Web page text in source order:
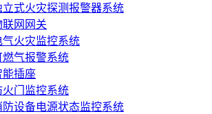
立式火灾探测报警器系统
联网网关
气火灾监控系统
燃气报警系统
能插座
火门监控系统
防设备电源状态监控系统